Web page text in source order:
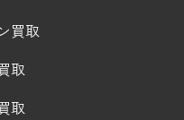
買取
取
取